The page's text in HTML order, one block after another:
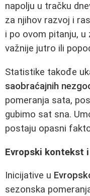
napolju u tračku
za njihov razvoj i
i po ovom pitanju,
važnije jutro ili
Statistike takođe
saobraćajnih
pomeranja sata,
gubimo sat sna.
postaju opasni
Evropski kontekst
Inicijative u
sezonska